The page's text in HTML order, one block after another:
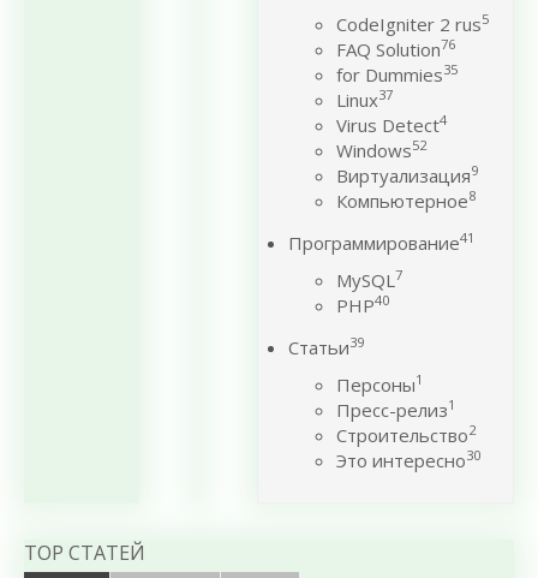
CodeIgniter 2 rus5
FAQ Solution76
for Dummies35
Linux37
Virus Detect4
Windows52
Виртуализация9
Компьютерное8
Программирование41
MySQL7
PHP40
Статьи39
Персоны1
Пресс-релиз1
Строительство2
Это интересно30
TOP СТАТЕЙ